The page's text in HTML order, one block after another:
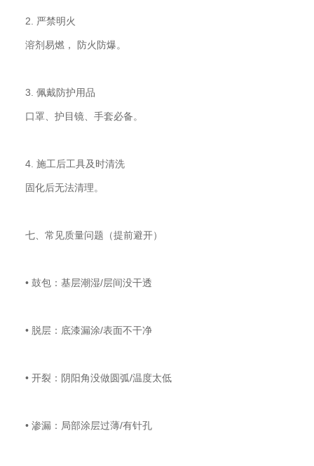
2. 严禁明火
溶剂易燃， 防火防爆。
3. 佩戴防护用品
口罩、护目镜、手套必备。
4. 施工后工具及时清洗
固化后无法清理。
七、常见质量问题（提前避开）
• 鼓包：基层潮湿/层间没干透
• 脱层：底漆漏涂/表面不干净
• 开裂：阴阳角没做圆弧/温度太低
• 渗漏：局部涂层过薄/有针孔